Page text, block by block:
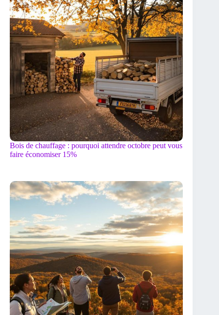
Bois de chauffage : pourquoi attendre octobre peut vous
faire économiser 15%